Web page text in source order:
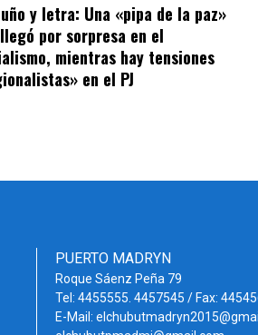
y letra: Una «pipa de la paz»
por sorpresa en el
mientras hay tensiones
en el PJ
PUERTO MADRYN
Roque Sáenz Peña 79
Tel: 4455555. 4457545 / Fax:
E-Mail: